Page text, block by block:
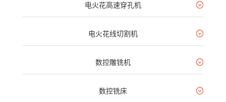
电火花高速穿孔机
电火花线切割机
数控雕铣机
数控铣床